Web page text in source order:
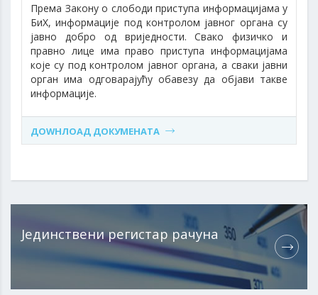
Према Закону о слободи приступа информацијама у
БиХ, информације под контролом јавног органа су
јавно добро од вриједности. Свако физичко и
правно лице има право приступа информацијама
које су под контролом јавног органа, а сваки јавни
орган има одговарајућу обавезу да објави такве
информације.
ДОWНЛОАД ДОКУМЕНАТА
Јединствени регистар рачуна